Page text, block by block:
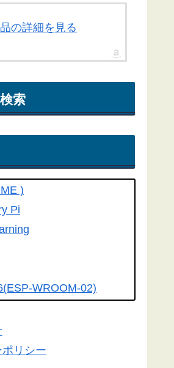
い、気象庁から天気予報
方法にライブラリを更新
04/15)
天気予報の配信が
で終了してしまいまし
技術情報誌Ｉ／Ｏ（アイ
04号にもこちらの記事
て頂きました。有難うござ
事
ました。ありがとうござい
した。ありがとうござい
の詳細を見る
索
)
Pi
WROOM-02)
リシー